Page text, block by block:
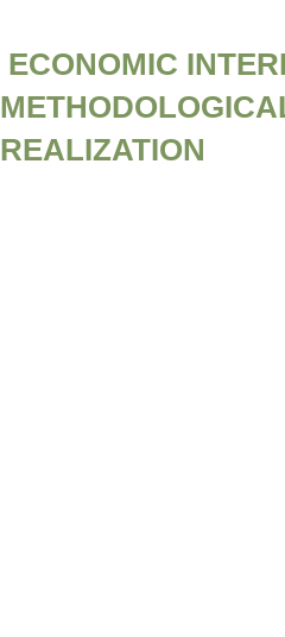
ECONOMIC
REALIZATION